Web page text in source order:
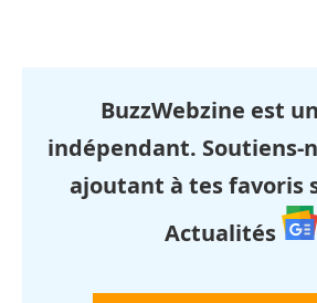
BuzzWebzine est
indépendant. Soutiens-
ajoutant à tes favoris
Actualités